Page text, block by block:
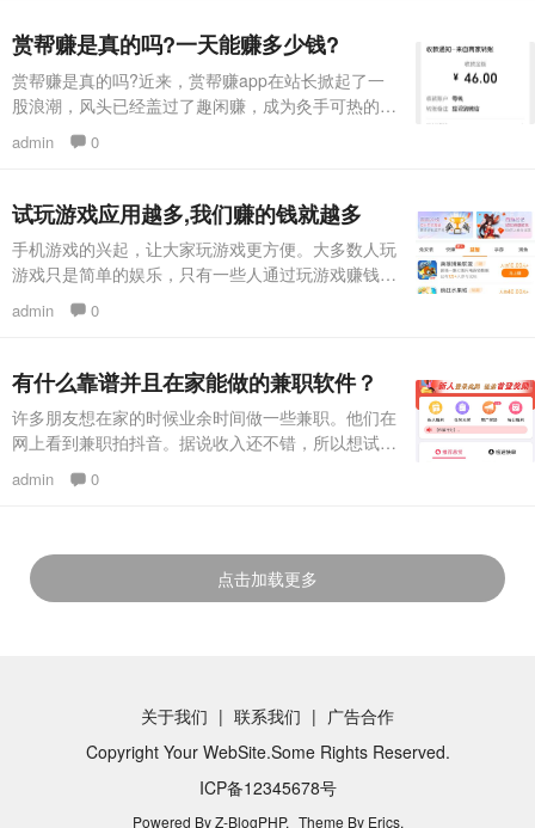
美。 苹果除了试玩还有哪些赚钱的app?老司机给大
家盘点一下。 那么还有什么其他赚钱app可以弥补这
个缺点呢?回答是肯定的，苹果手机除了试玩赚钱，
还
赏帮赚是真的吗?一天能赚多少钱?
赏帮赚是真的吗?近来，赏帮赚app在站长掀起了一
股浪潮，风头已经盖过了趣闲赚，成为灸手可热的兼
职app。而且对刚接触悬赏平台的朋友来说，最关心
还是赏帮赚是真的?一天能赚多少钱?这是人之常
这篇文章，你对这个app有了更深入的了解。赏帮赚
app做任务赚钱是真的吗?先给你一个肯定的答案：
真的，赏帮赚做任务赚钱是真的，小编现在每天也会
抽空去赏帮赚做任务赚点零花
admin 0
试玩游戏应用越多,我们赚的钱就越多
手机游戏的兴起，让大家玩游戏更方便。大多数人玩
游戏只是简单的娱乐，只有一些人通过玩游戏赚钱。
一些痴迷于游戏的朋友特别渴望找到赚钱的游戏，希
望在体验游戏乐趣的同时获得收入。 如果你是苹果
专门为苹果手机定制的。下载安装试用app后，点击
试用赚钱，按照提示一步一步操作。试用app每天都
会发布大量的下载试用和游戏任务。试用任务奖励从
1元开始，游戏
admin 0
有什么靠谱并且在家能做的兼职软件？
许多朋友想在家的时候业余时间做一些兼职。他们在
网上看到兼职拍抖音。据说收入还不错，所以想试
试。毕竟拍抖音赚钱不难。但是实际操作会发现这种
拍抖音兼职是假的，根本没有这样的兼职软件，都是
网上带拍抖音的兼职软件基本不靠谱。 假如你想在
网上兼职赚钱，其实还有一些更容易赚钱的项目。今
admin 0
点击加载更多
关于我们 联系我们
广告合作
Copyright Your WebSite.Some Rights Reserved.
ICP备12345678号
Powered ByZ-BlogPHP. Theme By Erics.